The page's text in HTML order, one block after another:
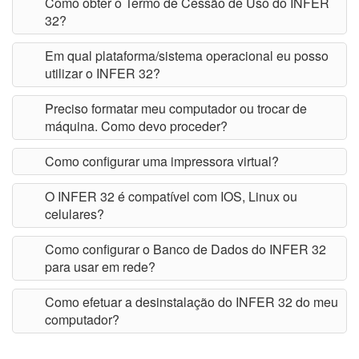
32?
Em qual plataforma/sistema operacional eu posso
utilizar o INFER 32?
Preciso formatar meu computador ou trocar de
máquina. Como devo proceder?
Como configurar uma impressora virtual?
O INFER 32 é compatível com IOS, Linux ou
celulares?
Como configurar o Banco de Dados do INFER 32
para usar em rede?
Como efetuar a desinstalação do INFER 32 do meu
computador?